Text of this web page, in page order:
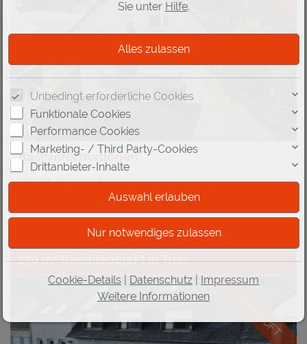
Basisinformationen:
Objekt-Nr.: 25016
Cochem-Zell
250 m² Renditeobjekt in Trier
VERKAUFT
Sie unter Hilfe.
Unbedingt erforderliche Cookies
Funktionale Cookies
Performance Cookies
Marketing- / Third Party-Cookies
Drittanbieter-Inhalte
Cookie-Details Datenschutz
Impressum
Weitere Informationen